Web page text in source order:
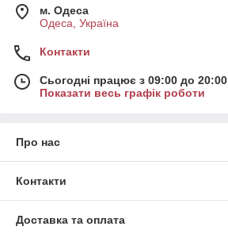
м. Одеса
Одеса, Україна
Контакти
Сьогодні працює з 09:00 до 20:00
Показати весь графік роботи
Про нас
Контакти
Доставка та оплата